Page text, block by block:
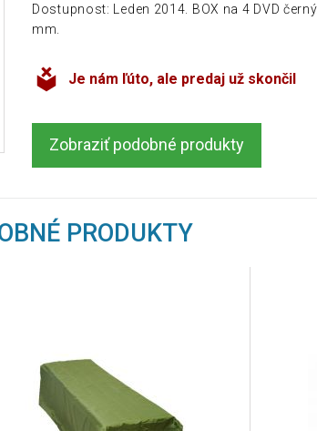
Dostupnost: Leden 2014. BOX na 4 DVD
mm.
Je nám ľúto, ale predaj už skončil
Zobraziť podobné produkty
PRODUKTY